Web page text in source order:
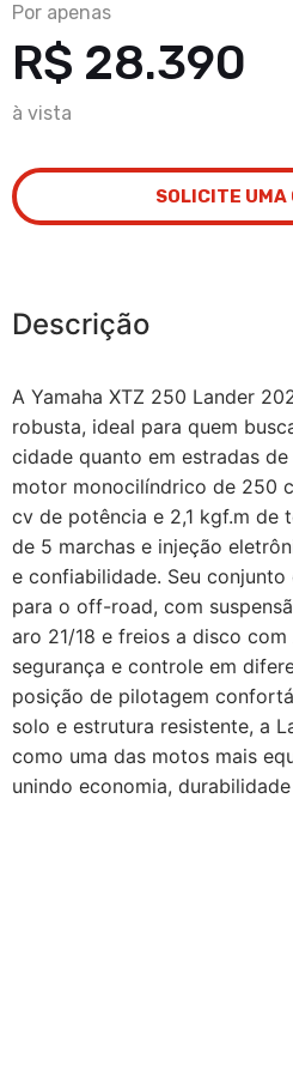
Por apenas
R$ 28.390
à vista
SOLICITE UMA
Descrição
A Yamaha XTZ 250 Lander
robusta, ideal para quem
cidade quanto em estradas
motor monocilíndrico de 250
cv de potência e 2,1 kgf.m de
de 5 marchas e injeção
e confiabilidade. Seu
para o off-road, com
aro 21/18 e freios a disco com
segurança e controle em
posição de pilotagem
solo e estrutura resistente, a
como uma das motos mais
unindo economia,